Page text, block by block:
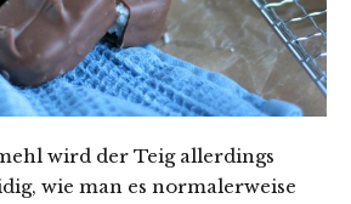
wird der Teig allerdings
wie man es normalerweise